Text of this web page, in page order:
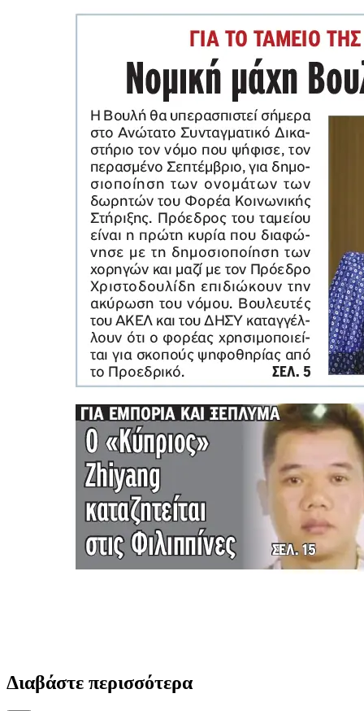
Διαβάστε περισσότερα